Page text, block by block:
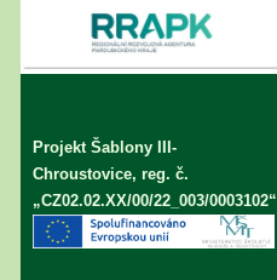
Projekt Šablony III-
Chroustovice, reg. č.
„CZ02.02.XX/00/22_003/0003102“